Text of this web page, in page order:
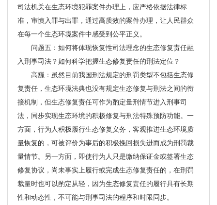
司法机关在生态环境犯罪案件办理上，应严格依据法律标
准，审慎入罪与出罪，通过高质效的案件办理，让人民群众
在每一个生态环境案件中感受到公平正义。
问题五：如何将体现恢复性司法理念的生态修复责任融
入刑事司法？如何科学把握生态修复责任的刑法定位？
高巍：虽然目前我国刑法规定的刑罚类型不包括生态修
复责任，生态环境法典也没有规定生态修复与刑法之间的衔
接机制，但生态修复责任可作为酌定量刑情节进入刑事司
法，同步实现生态环境的积极修复与刑法特殊预防功能。一
方面，行为人积极履行生态修复义务，客观推进生态环境质
量恢复的，可被评价为事后的积极挽回损失进而成为刑罚裁
量情节。另一方面，即使行为人只是缴纳保证金或签署生态
修复协议，尚未事实上履行或完成生态修复责任的，在刑罚
裁量时也可以酌定从轻，因为生态修复责任的履行具有长期
性和动态性，不可能与刑事司法的程序和时限同步。